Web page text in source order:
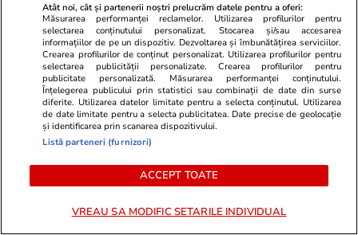
favorita pentru gust
obiective
bine să le
Lifestyle 26 iul.
Ploaia de meteori Delta
Aquaride 2026: când o poți
vedea cel mai bine
Atât noi, cât și partenerii noștri prelucrăm datele pentru a oferi:
Măsurarea performanței reclamelor. Utilizarea profilurilor pentru
selectarea conținutului personalizat. Stocarea și/sau accesarea
informațiilor de pe un dispozitiv. Dezvoltarea și îmbunătățirea serviciilor.
Crearea profilurilor de conținut personalizat. Utilizarea profilurilor pentru
selectarea publicității personalizate. Crearea profilurilor pentru
publicitate personalizată. Măsurarea performanței conținutului.
Înțelegerea publicului prin statistici sau combinații de date din surse
diferite. Utilizarea datelor limitate pentru a selecta conținutul. Utilizarea
de date limitate pentru a selecta publicitatea. Date precise de geolocație
și identificarea prin scanarea dispozitivului.
Listă parteneri (furnizori)
ACCEPT TOATE
VREAU SA MODIFIC SETARILE INDIVIDUAL